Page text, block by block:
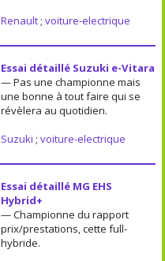
Renault ; voiture-electrique
Essai détaillé Suzuki e-Vitara
— Pas une championne mais
une bonne à tout faire qui se
révèlera au quotidien.
Suzuki ; voiture-electrique
Essai détaillé MG EHS
Hybrid+
— Championne du rapport
prix/prestations, cette full-
hybride.